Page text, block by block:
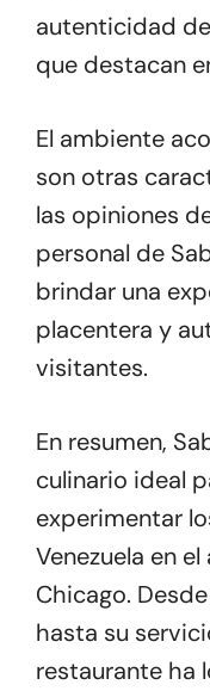
autenticidad
que destacan
El ambiente
son otras
las opiniones
personal de
brindar una
placentera y
visitantes.
En resumen,
culinario ideal
experimentar
Venezuela en
Chicago.
hasta su
restaurante ha